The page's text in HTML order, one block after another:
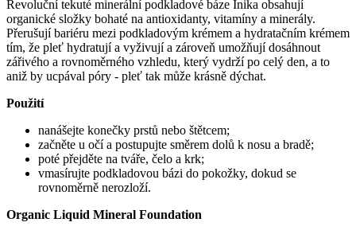
Revoluční tekuté minerální podkladové báze Inika obsahují
organické složky bohaté na antioxidanty, vitamíny a minerály.
Přerušují bariéru mezi podkladovým krémem a hydratačním krémem
tím, že pleť hydratují a vyživují a zároveň umožňují dosáhnout
zářivého a rovnoměrného vzhledu, který vydrží po celý den, a to
aniž by ucpával póry - pleť tak může krásně dýchat.
Použití
nanášejte konečky prstů nebo štětcem;
začněte u očí a postupujte směrem dolů k nosu a bradě;
poté přejděte na tváře, čelo a krk;
vmasírujte podkladovou bázi do pokožky, dokud se
rovnoměrně nerozloží.
Organic Liquid Mineral Foundation